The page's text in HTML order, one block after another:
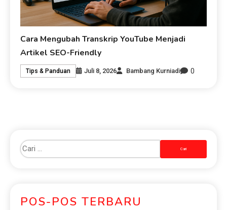
Cara Mengubah Transkrip YouTube Menjadi
Artikel SEO-Friendly
Tips & Panduan Juli 8, 2026 Bambang Kurniadi 0
POS-POS TERBARU